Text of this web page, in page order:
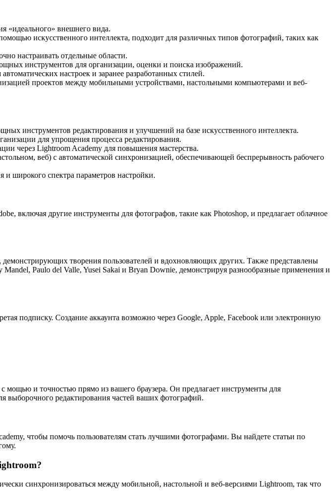
«идеального» внешнего вида.
искусственного интеллекта, подходит для различных типов фотографий, таких как
настраивать отдельные области.
инструментов для организации, оценки и поиска изображений.
настроек и заранее разработанных стилей.
проектов между мобильными устройствами, настольными компьютерами и веб-
инструментов редактирования и улучшений на базе искусственного интеллекта.
для упрощения процесса редактирования.
через Lightroom Academy для повышения мастерства.
веб) с автоматической синхронизацией, обеспечивающей беспрерывность рабочего
широкого спектра параметров настройки.
включая другие инструменты для фотографов, такие как Photoshop, и предлагает облачное
творения пользователей и вдохновляющих других. Также представлены
Paulo del Valle, Yusei Sakai и Bryan Downie, демонстрируя разнообразные применения и
подписку. Создание аккаунта возможно через Google, Apple, Facebook или электронную
мощью и точностью прямо из вашего браузера. Он предлагает инструменты для
выборочного редактирования частей ваших фотографий.
чтобы помочь пользователям стать лучшими фотографами. Вы найдете статьи по
синхронизироваться между мобильной, настольной и веб-версиями Lightroom, так что